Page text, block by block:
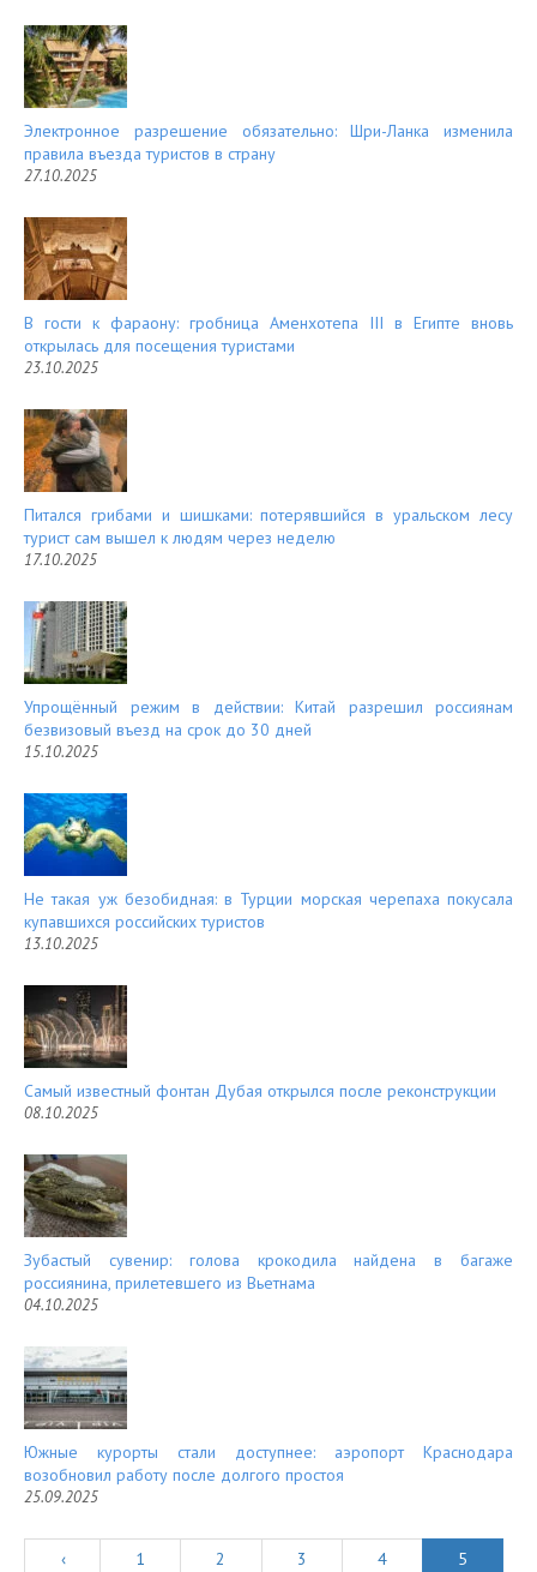
Электронное разрешение обязательно: Шри-Ланка изменила
правила въезда туристов в страну
27.10.2025
В гости к фараону: гробница Аменхотепа III в Египте вновь
открылась для посещения туристами
23.10.2025
Питался грибами и шишками: потерявшийся в уральском лесу
турист сам вышел к людям через неделю
17.10.2025
Упрощённый режим в действии: Китай разрешил россиянам
безвизовый въезд на срок до 30 дней
15.10.2025
Не такая уж безобидная: в Турции морская черепаха покусала
купавшихся российских туристов
13.10.2025
Самый известный фонтан Дубая открылся после реконструкции
08.10.2025
Зубастый сувенир: голова крокодила найдена в багаже
россиянина, прилетевшего из Вьетнама
04.10.2025
Южные курорты стали доступнее: аэропорт Краснодара
возобновил работу после долгого простоя
25.09.2025
‹ 1 2 3 4
5